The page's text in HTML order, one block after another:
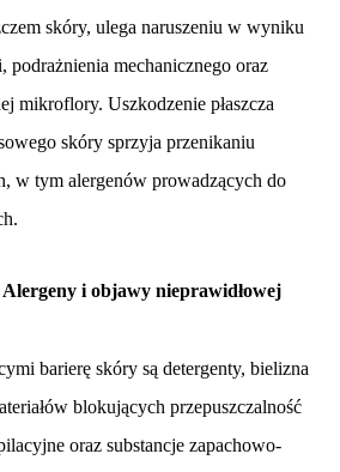
skóry, ulega naruszeniu w wyniku
podrażnienia mechanicznego oraz
mikroflory. Uszkodzenie płaszcza
skóry sprzyja przenikaniu
w tym alergenów prowadzących do
i objawy nieprawidłowej
barierę skóry są detergenty, bielizna
blokujących przepuszczalność
oraz substancje zapachowo-